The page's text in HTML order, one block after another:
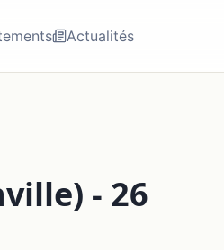
Actualités
- 26